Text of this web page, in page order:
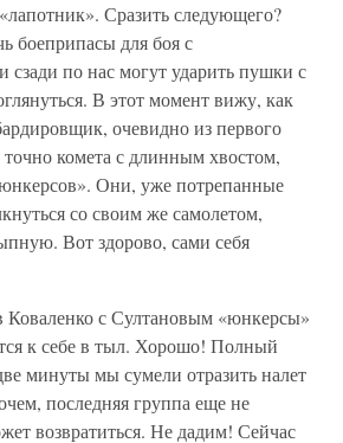
Сразить следующего?
боеприпасы для боя с
сзади по нас могут ударить пушки с
В этот момент вижу, как
очевидно из перво­го
точно комета с длинным хвостом,
Они, уже потрепанные
со своим же самолетом,
Вот здорово, сами себя
Коваленко с Султановым «юнкерсы»
к себе в тыл. Хорошо! Полный
минуты мы сумели отразить налет
послед­няя группа еще не
возвратиться. Не дадим! Сейчас